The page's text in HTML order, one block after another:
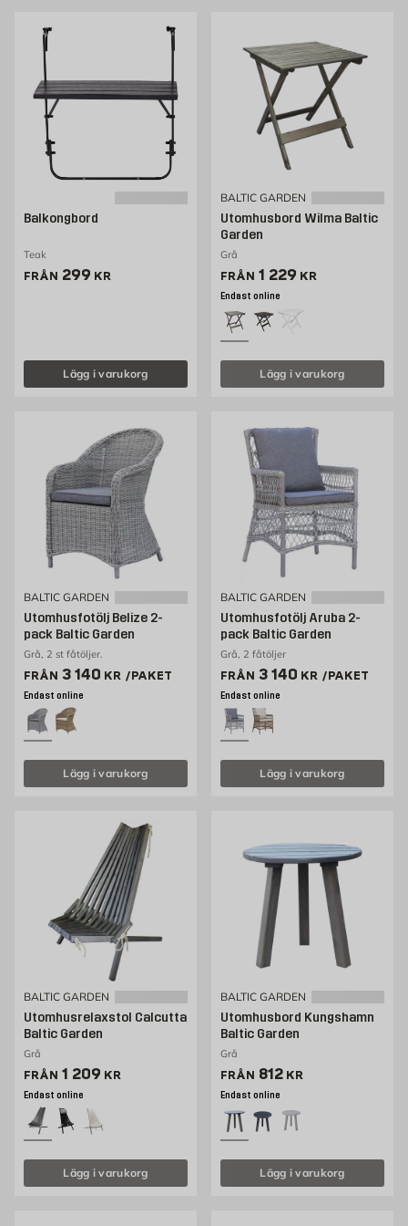
Balkongbord
Teak
FRÅN Pris 299 kr
299 KR
Lägg i varukorg
BALTIC GARDEN
Utomhusbord Wilma Baltic
Garden
Grå
FRÅN Pris 1229 kr
1 229 KR
Endast online
Lägg i varukorg
BALTIC GARDEN
Utomhusfotölj Belize 2-
pack Baltic Garden
Grå, 2 st fåtöljer.
FRÅN Pris 3140 kr /paket
3 140 KR /PAKET
Endast online
Lägg i varukorg
BALTIC GARDEN
Utomhusfotölj Aruba 2-
pack Baltic Garden
Grå, 2 fåtöljer
FRÅN Pris 3140 kr /paket
3 140 KR /PAKET
Endast online
Lägg i varukorg
BALTIC GARDEN
Utomhusrelaxstol Calcutta
Baltic Garden
Grå
FRÅN Pris 1209 kr
1 209 KR
Endast online
Lägg i varukorg
BALTIC GARDEN
Utomhusbord Kungshamn
Baltic Garden
Grå
FRÅN Pris 812 kr
812 KR
Endast online
Lägg i varukorg